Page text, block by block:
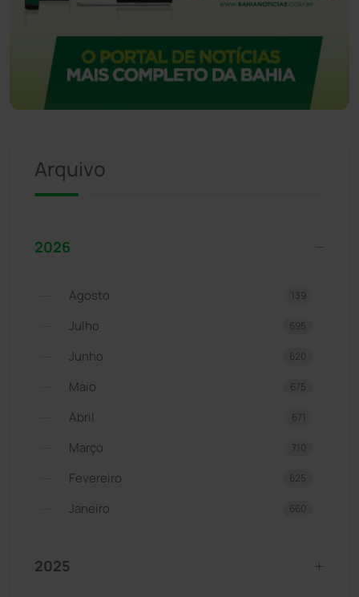
Arquivo
2026
Agosto 139
Julho 695
Junho 620
Maio 675
Abril 671
Março 710
Fevereiro 625
Janeiro 660
2025